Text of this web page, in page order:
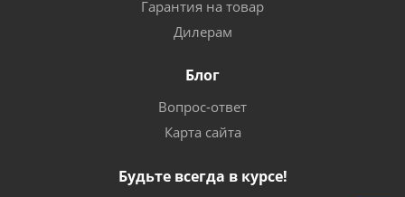
Гарантия на товар
Дилерам
Блог
Вопрос-ответ
Карта сайта
Будьте всегда в курсе!